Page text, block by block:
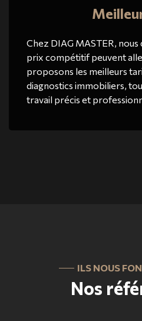
Chez DIAG MASTER,
prix compétitif peuvent
proposons les meilleurs
diagnostics immobiliers,
travail précis et
ILS NOUS
Nos